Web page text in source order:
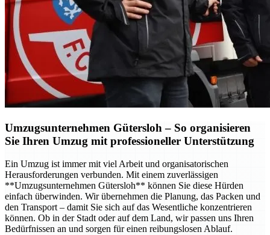
Umzugsunternehmen Gütersloh – So organisieren
Sie Ihren Umzug mit professioneller Unterstützung
Ein Umzug ist immer mit viel Arbeit und organisatorischen
Herausforderungen verbunden. Mit einem zuverlässigen
**Umzugsunternehmen Gütersloh** können Sie diese Hürden
einfach überwinden. Wir übernehmen die Planung, das Packen und
den Transport – damit Sie sich auf das Wesentliche konzentrieren
können. Ob in der Stadt oder auf dem Land, wir passen uns Ihren
Bedürfnissen an und sorgen für einen reibungslosen Ablauf.